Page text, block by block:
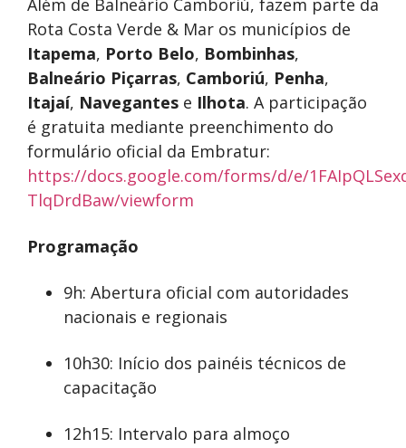
Além de Balneário Camboriú, fazem parte da
Rota Costa Verde & Mar os municípios de
Itapema, Porto Belo, Bombinhas,
Balneário Piçarras, Camboriú, Penha,
Itajaí, Navegantes e Ilhota. A participação
é gratuita mediante preenchimento do
formulário oficial da Embratur:
https://docs.google.com/forms/d/e/
TlqDrdBaw/viewform
Programação
9h: Abertura oficial com autoridades
nacionais e regionais
10h30: Início dos painéis técnicos de
capacitação
12h15: Intervalo para almoço